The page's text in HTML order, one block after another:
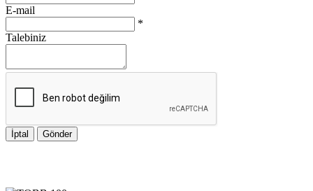
E-mail
*
Talebiniz
İptal Gönder